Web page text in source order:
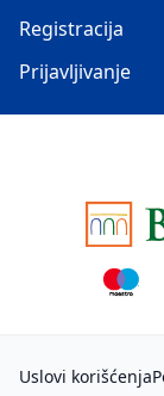
Registracija
Prijavljivanje
Uslovi korišćenja